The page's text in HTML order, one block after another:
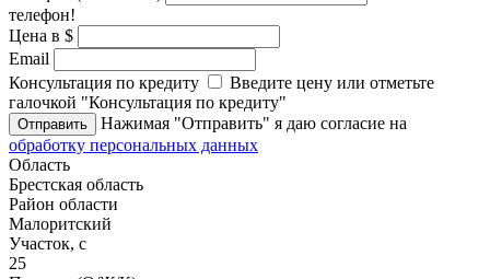
телефон!
Цена в $
Email
Консультация по кредиту
Введите цену или отметьте
галочкой "Консультация по кредиту"
Отправить
Нажимая "Отправить" я даю согласие на
обработку персональных данных
Область
Брестская область
Район области
Малоритский
Участок, с
25